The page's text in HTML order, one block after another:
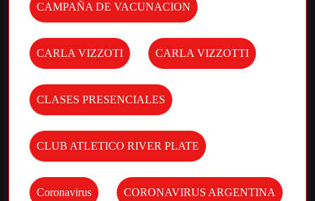
CAMPAÑA DE VACUNACION
CARLA VIZZOTI CARLA VIZZOTTI
CLASES PRESENCIALES
CLUB ATLETICO RIVER PLATE
Coronavirus CORONAVIRUS ARGENTINA